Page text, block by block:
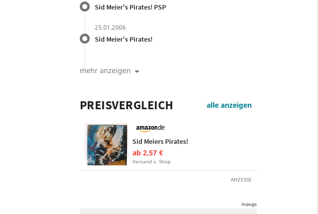
Sid Meier's Pirates! PSP
25.01.2006
Sid Meier's Pirates!
mehr anzeigen
PREISVERGLEICH alle anzeigen
Sid Meiers Pirates!
ab 2,57 €
Versand s. Shop
ANZEIGE